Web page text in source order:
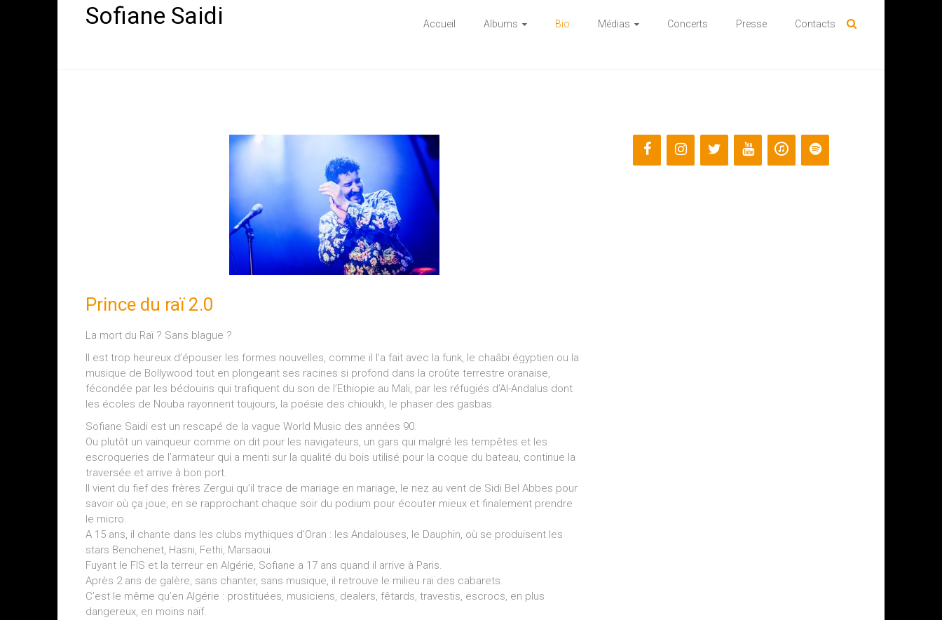
Sofiane Saidi Accueil Albums Bio Médias Concerts Presse Contacts
Prince du raï 2.0
La mort du Raï ? Sans blague ?
Il est trop heureux d’épouser les formes nouvelles, comme il l’a fait avec la funk, le chaâbi égyptien ou la
musique de Bollywood tout en plongeant ses racines si profond dans la croûte terrestre oranaise,
fécondée par les bédouins qui trafiquent du son de l’Ethiopie au Mali, par les réfugiés d’Al-Andalus dont
les écoles de Nouba rayonnent toujours, la poésie des chioukh, le phaser des gasbas.
Sofiane Saidi est un rescapé de la vague World Music des années 90.
Ou plutôt un vainqueur comme on dit pour les navigateurs, un gars qui malgré les tempêtes et les
escroqueries de l’armateur qui a menti sur la qualité du bois utilisé pour la coque du bateau, continue la
traversée et arrive à bon port.
Il vient du fief des frères Zergui qu’il trace de mariage en mariage, le nez au vent de Sidi Bel Abbes pour
savoir où ça joue, en se rapprochant chaque soir du podium pour écouter mieux et finalement prendre
le micro.
A 15 ans, il chante dans les clubs mythiques d’Oran : les Andalouses, le Dauphin, où se produisent les
stars Benchenet, Hasni, Fethi, Marsaoui.
Fuyant le FIS et la terreur en Algérie, Sofiane a 17 ans quand il arrive à Paris.
Après 2 ans de galère, sans chanter, sans musique, il retrouve le milieu raï des cabarets.
C’est le même qu’en Algérie : prostituées, musiciens, dealers, fêtards, travestis, escrocs, en plus
dangereux, en moins naïf.